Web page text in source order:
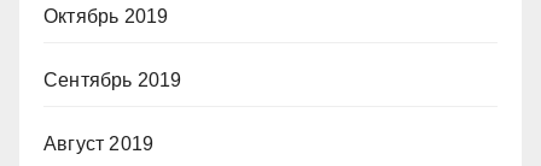
Октябрь 2019
Сентябрь 2019
Август 2019